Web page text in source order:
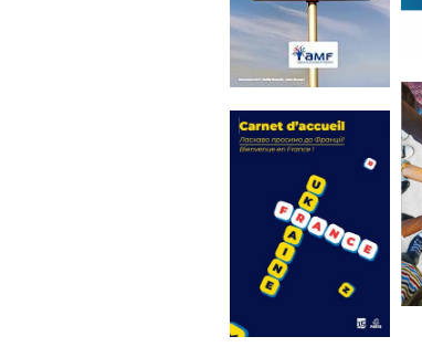
Statut de
l’élu local
Mise à jour avril
2024
FEUILLETER